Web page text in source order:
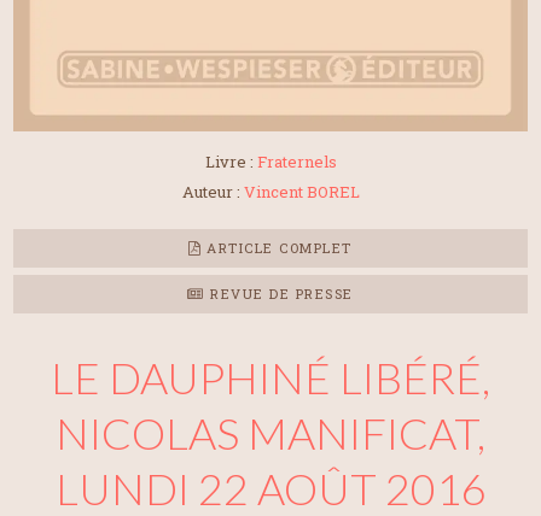
Livre : Fraternels
Auteur : Vincent BOREL
ARTICLE COMPLET
REVUE DE PRESSE
LE DAUPHINÉ LIBÉRÉ,
NICOLAS MANIFICAT,
LUNDI 22 AOÛT 2016